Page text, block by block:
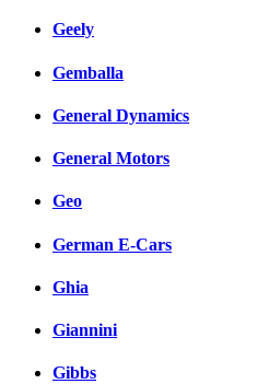
Geely
Gemballa
General Dynamics
General Motors
Geo
German E-Cars
Ghia
Giannini
Gibbs